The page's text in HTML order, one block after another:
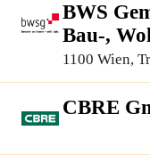
BWS
Bau-,
Haftung
1100 Wien,
CBRE